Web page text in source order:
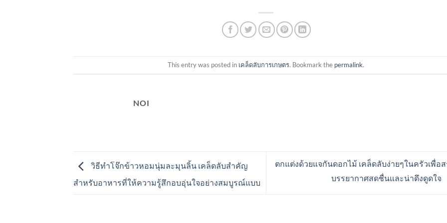
This entry was posted in เคล็ดลับการเกษตร. Bookmark the permalink.
NOI
วิธีทำโจ๊กข้าวหอมนุ่มละมุนลิ้น เคล็ดลับสำคัญ
สำหรับอาหารที่ให้ความรู้สึกอบอุ่นใจอย่างสมบูรณ์แบบ
ตกแต่งด้วยแจกันดอกไม้ เคล็ดลับง่ายๆในครัวเพื่อส
บรรยากาศสดชื่นและน่าดึงดูดใจ